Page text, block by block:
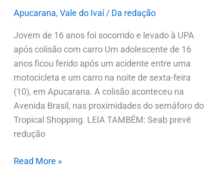
Apucarana, Vale do Ivaí/ Da redação
Jovem de 16 anos foi socorrido e levado à UPA
após colisão com carro Um adolescente de 16
anos ficou ferido após um acidente entre uma
motocicleta e um carro na noite de sexta-feira
(10), em Apucarana. A colisão aconteceu na
Avenida Brasil, nas proximidades do semáforo do
Tropical Shopping. LEIA TAMBÉM: Seab prevê
redução
Read More »